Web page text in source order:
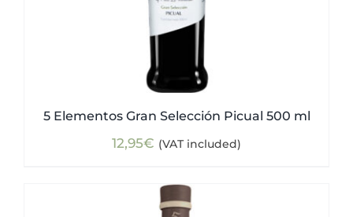
5 Elementos Gran Selección Picual 500 ml
12,95€ (VAT included)